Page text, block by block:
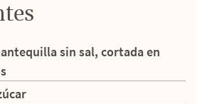
sin sal, cortada en